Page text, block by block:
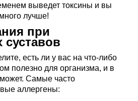
выведет токсины и вы
лучше!
при
суставов
есть ли у вас на что-либо
полезно для организма, и в
Самые часто
аллергены: